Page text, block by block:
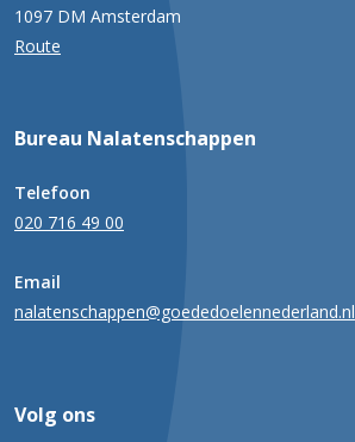
1097 DM Amsterdam
Route
Bureau Nalatenschappen
Telefoon
020 716 49 00
Email
nalatenschappen@goededoelennederland.nl
Volg ons